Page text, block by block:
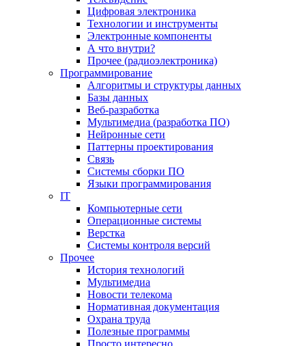
Цифровая электроника
Технологии и инструменты
Электронные компоненты
А что внутри?
Прочее (радиоэлектроника)
Программирование
Алгоритмы и структуры данных
Базы данных
Веб-разработка
Мультимедиа (разработка ПО)
Нейронные сети
Паттерны проектирования
Связь
Системы сборки ПО
Языки программирования
IT
Компьютерные сети
Операционные системы
Верстка
Системы контроля версий
Прочее
История технологий
Мультимедиа
Новости телекома
Нормативная документация
Охрана труда
Полезные программы
Просто интересно